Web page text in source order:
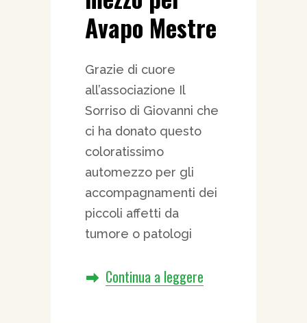
Avapo Mestre
Grazie di cuore
all’associazione Il
Sorriso di Giovanni che
ci ha donato questo
coloratissimo
automezzo per gli
accompagnamenti dei
piccoli affetti da
tumore o patologi
Continua a leggere